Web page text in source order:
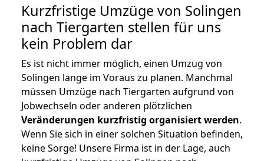
Kurzfristige Umzüge von Solingen
nach Tiergarten stellen für uns
kein Problem dar
Es ist nicht immer möglich, einen Umzug von
Solingen lange im Voraus zu planen. Manchmal
müssen Umzüge nach Tiergarten aufgrund von
Jobwechseln oder anderen plötzlichen
Veränderungen kurzfristig organisiert werden.
Wenn Sie sich in einer solchen Situation befinden,
keine Sorge! Unsere Firma ist in der Lage, auch